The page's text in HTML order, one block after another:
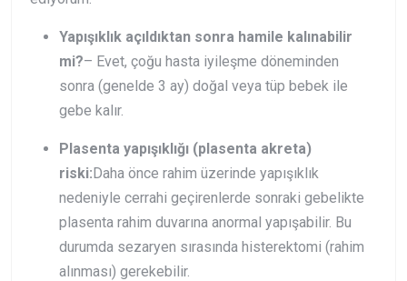
Yapışıklık açıldıktan sonra hamile kalınabilir
mi?– Evet, çoğu hasta iyileşme döneminden
sonra (genelde 3 ay) doğal veya tüp bebek ile
gebe kalır.
Plasenta yapışıklığı (plasenta akreta)
riski:Daha önce rahim üzerinde yapışıklık
nedeniyle cerrahi geçirenlerde sonraki gebelikte
plasenta rahim duvarına anormal yapışabilir. Bu
durumda sezaryen sırasında histerektomi (rahim
alınması) gerekebilir.